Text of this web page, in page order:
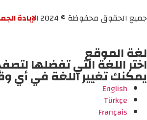
جميع الحقوق محفوظة © 2024
الإبادة
لغة الموقع
اختر اللغة التي تفضلها
يمكنك تغيير اللغة في أي
English
Türkçe
Français